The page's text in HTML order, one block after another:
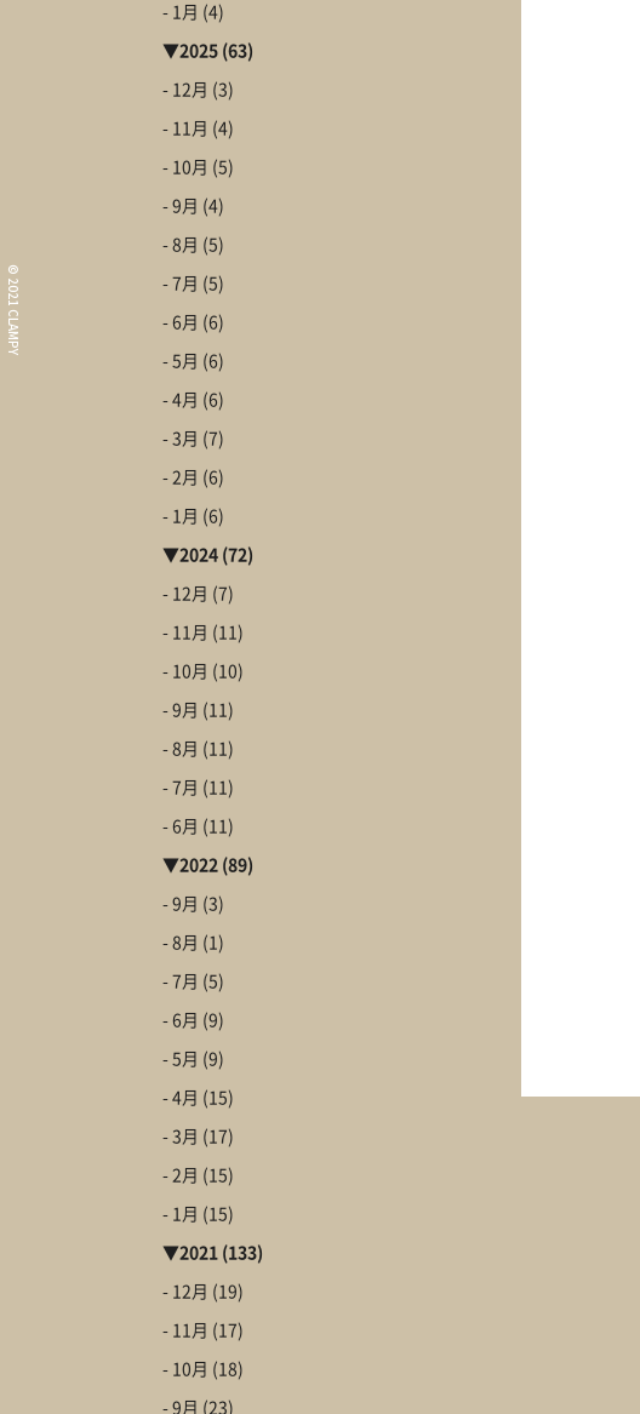
- 1月 (4)
▼2025 (63)
- 12月 (3)
- 11月 (4)
- 10月 (5)
- 9月 (4)
- 8月 (5)
- 7月 (5)
- 6月 (6)
- 5月 (6)
- 4月 (6)
- 3月 (7)
- 2月 (6)
- 1月 (6)
▼2024 (72)
- 12月 (7)
- 11月 (11)
- 10月 (10)
- 9月 (11)
- 8月 (11)
- 7月 (11)
- 6月 (11)
▼2022 (89)
- 9月 (3)
- 8月 (1)
- 7月 (5)
- 6月 (9)
- 5月 (9)
- 4月 (15)
- 3月 (17)
- 2月 (15)
- 1月 (15)
▼2021 (133)
- 12月 (19)
- 11月 (17)
- 10月 (18)
- 9月 (23)
© 2021 CLAMPY